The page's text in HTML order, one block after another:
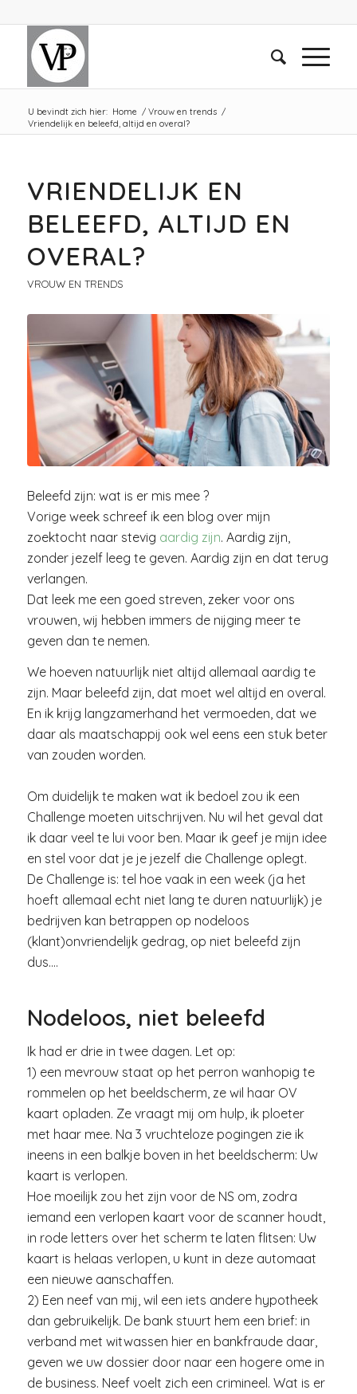
U bevindt zich hier: Home / Vrouw en trends /
Vriendelijk en beleefd, altijd en overal?
VRIENDELIJK EN
BELEEFD, ALTIJD EN
OVERAL?
VROUW EN TRENDS
Beleefd zijn: wat is er mis mee ?
Vorige week schreef ik een blog over mijn
zoektocht naar stevig aardig zijn. Aardig zijn,
zonder jezelf leeg te geven. Aardig zijn en dat terug
verlangen.
Dat leek me een goed streven, zeker voor ons
vrouwen, wij hebben immers de nijging meer te
geven dan te nemen.
We hoeven natuurlijk niet altijd allemaal aardig te
zijn. Maar beleefd zijn, dat moet wel altijd en overal.
En ik krijg langzamerhand het vermoeden, dat we
daar als maatschappij ook wel eens een stuk beter
van zouden worden.
Om duidelijk te maken wat ik bedoel zou ik een
Challenge moeten uitschrijven. Nu wil het geval dat
ik daar veel te lui voor ben. Maar ik geef je mijn idee
en stel voor dat je je jezelf die Challenge oplegt.
De Challenge is: tel hoe vaak in een week (ja het
hoeft allemaal echt niet lang te duren natuurlijk) je
bedrijven kan betrappen op nodeloos
(klant)onvriendelijk gedrag, op niet beleefd zijn
dus….
Nodeloos, niet beleefd
Ik had er drie in twee dagen. Let op:
1) een mevrouw staat op het perron wanhopig te
rommelen op het beeldscherm, ze wil haar OV
kaart opladen. Ze vraagt mij om hulp, ik ploeter
met haar mee. Na 3 vruchteloze pogingen zie ik
ineens in een balkje boven in het beeldscherm: Uw
kaart is verlopen.
Hoe moeilijk zou het zijn voor de NS om, zodra
iemand een verlopen kaart voor de scanner houdt,
in rode letters over het scherm te laten flitsen: Uw
kaart is helaas verlopen, u kunt in deze automaat
een nieuwe aanschaffen.
2) Een neef van mij, wil een iets andere hypotheek
dan gebruikelijk. De bank stuurt hem een brief: in
verband met witwassen hier en bankfraude daar,
geven we uw dossier door naar een hogere ome in
de business. Neef voelt zich een crimineel. Wat is er